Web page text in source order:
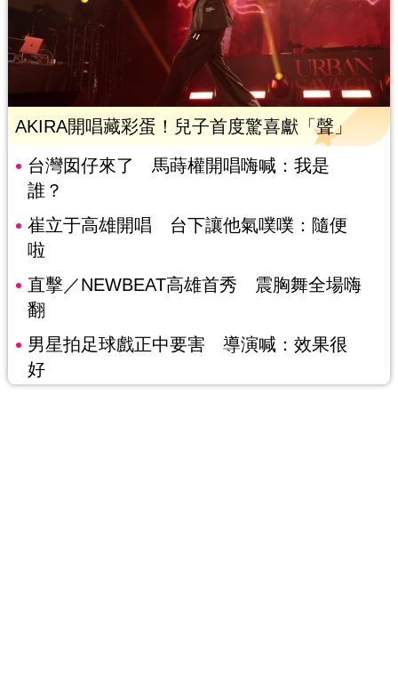
AKIRA開唱藏彩蛋！兒子首度驚喜獻「聲」
台灣囡仔來了 馬蒔權開唱嗨喊：我是
誰？
崔立于高雄開唱 台下讓他氣噗噗：隨便
啦
直擊／NEWBEAT高雄首秀 震胸舞全場嗨
翻
男星拍足球戲正中要害 導演喊：效果很
好